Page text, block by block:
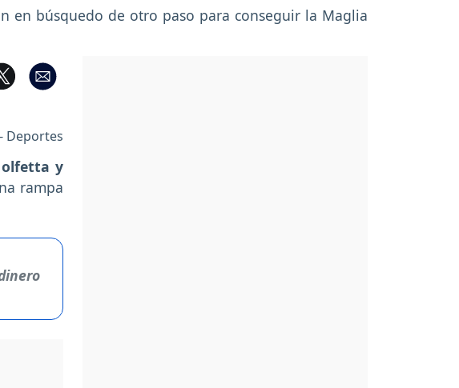
en búsquedo de otro paso para conseguir la Maglia
Deportes
y
rampa